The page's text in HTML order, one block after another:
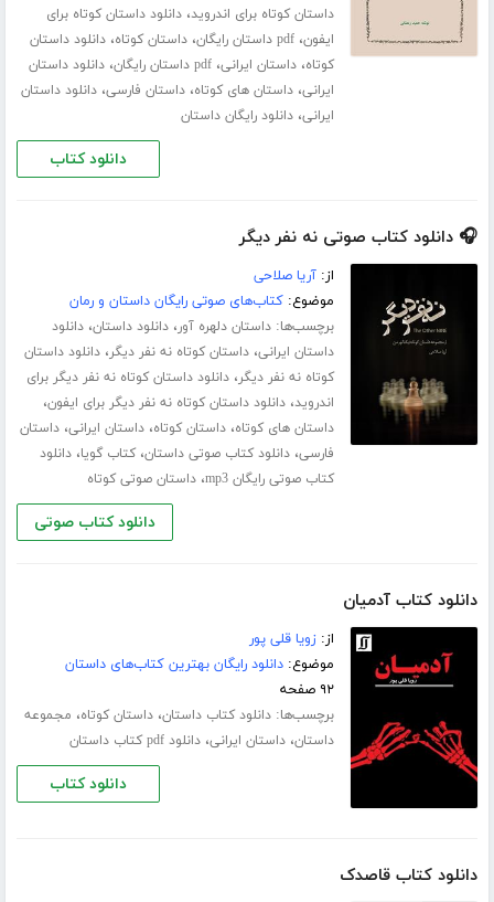
داستان کوتاه برای اندروید،دانلود داستان کوتاه برای
ایفون،pdf داستان رایگان ،داستان کوتاه،دانلود داستان
کوتاه،داستان ایرانی،pdf داستان رایگان ،دانلود داستان
ایرانی،داستان های کوتاه،داستان فارسی،دانلود داستان
ایرانی،دانلود رایگان داستان
دانلود کتاب
🎧 دانلود کتاب صوتی نه نفر دیگر
از:آریا صلاحی
موضوع:کتاب‌های صوتی رایگان داستان و رمان
برچسب‌ها:داستان دلهره آور،دانلود داستان،دانلود
داستان ایرانی،داستان کوتاه نه نفر دیگر،دانلود داستان
کوتاه نه نفر دیگر،دانلود داستان کوتاه نه نفر دیگر برای
اندروید،دانلود داستان کوتاه نه نفر دیگر برای ایفون،
داستان های کوتاه،داستان کوتاه،داستان ایرانی،داستان
فارسی،دانلود کتاب صوتی داستان،کتاب گویا،دانلود
کتاب صوتی رایگان mp3
،داستان صوتی کوتاه
دانلود کتاب صوتی
دانلود کتاب آدمیان
از:زویا قلی پور
موضوع:دانلود رایگان بهترین کتاب‌های داستان
۹۲ صفحه
برچسب‌ها:دانلود کتاب داستان،داستان کوتاه، مجموعه
داستان،داستان ایرانی،دانلود pdf کتاب داستان
دانلود کتاب
دانلود کتاب قاصدک